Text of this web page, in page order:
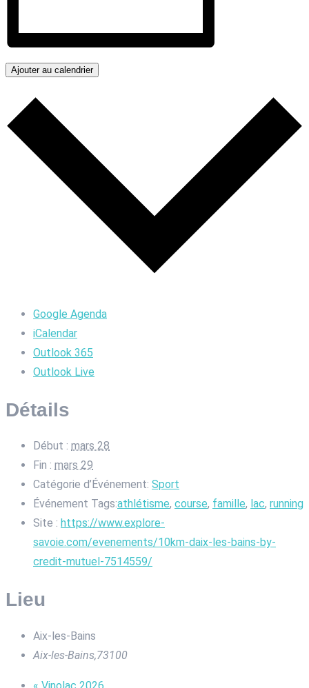
Ajouter au calendrier
Google Agenda
iCalendar
Outlook 365
Outlook Live
Détails
Début : mars 28
Fin : mars 29
Catégorie d’Événement: Sport
Événement Tags:athlétisme, course, famille, lac, running
Site : https://www.explore-
savoie.com/evenements/10km-daix-les-bains-by-
credit-mutuel-7514559/
Lieu
Aix-les-Bains
Aix-les-Bains,73100
« Vinolac 2026